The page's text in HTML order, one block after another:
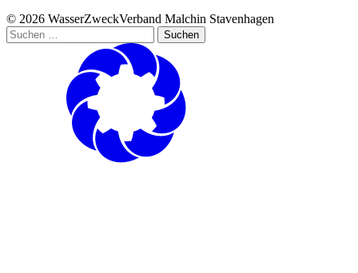
© 2026 WasserZweckVerband­ Malchin Stavenhagen